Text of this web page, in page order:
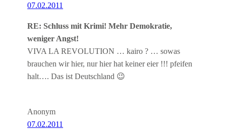
07.02.2011
RE: Schluss mit Krimi! Mehr Demokratie,
weniger Angst!
VIVA LA REVOLUTION … kairo ? … sowas
brauchen wir hier, nur hier hat keiner eier !!! pfeifen
halt…. Das ist Deutschland 😉
Anonym
07.02.2011